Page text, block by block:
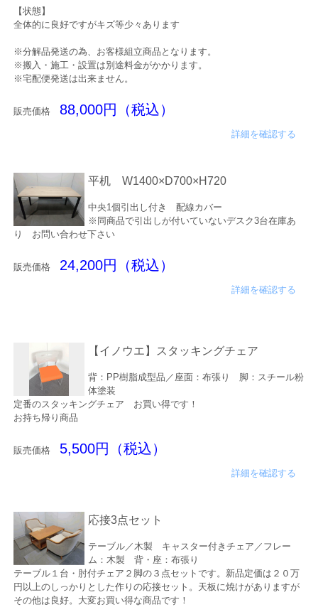
【状態】
全体的に良好ですがキズ等少々あります
※分解品発送の為、お客様組立商品となります。
※搬入・施工・設置は別途料金がかかります。
※宅配便発送は出来ません。
販売価格 88,000円（税込）
詳細を確認する
平机 W1400×D700×H720
中央1個引出し付き 配線カバー
※同商品で引出しが付いていないデスク3台在庫あ
り お問い合わせ下さい
販売価格 24,200円（税込）
詳細を確認する
【イノウエ】スタッキングチェア
背：PP樹脂成型品／座面：布張り 脚：スチール粉
体塗装
定番のスタッキングチェア お買い得です！
お持ち帰り商品
販売価格 5,500円（税込）
詳細を確認する
応接3点セット
テーブル／木製 キャスター付きチェア／フレー
ム：木製 背・座：布張り
テーブル１台・肘付チェア２脚の３点セットです。新品定価は２０万
円以上のしっかりとした作りの応接セット。天板に焼けがありますが
その他は良好。大変お買い得な商品です！